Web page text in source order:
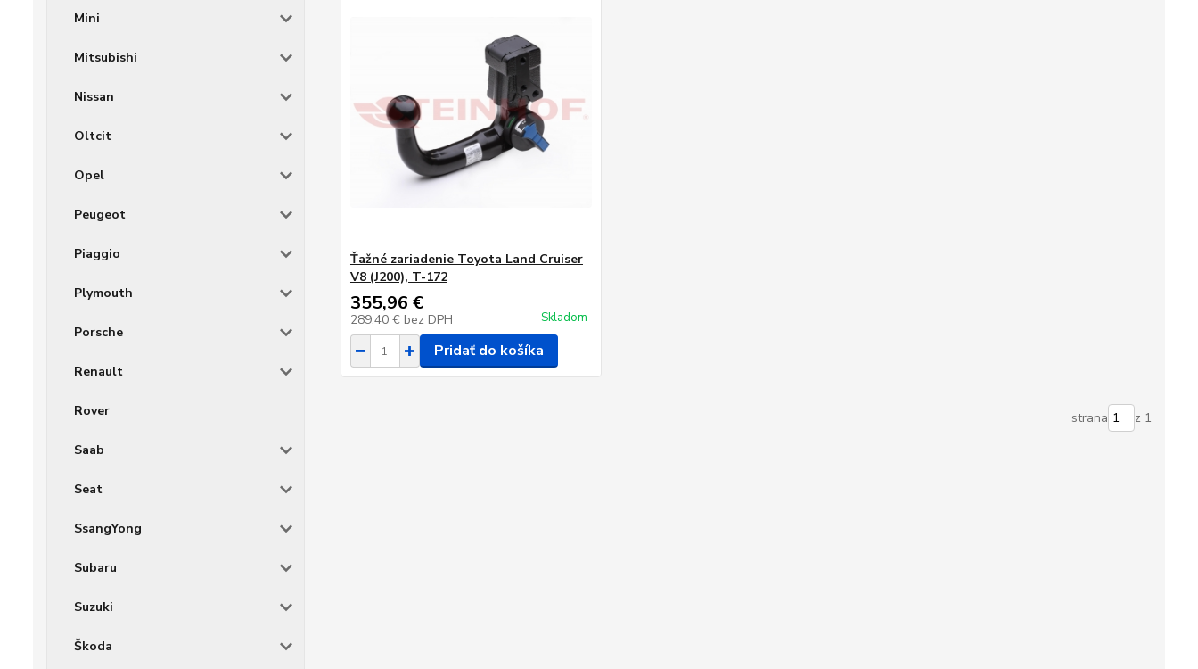
Mini
Mitsubishi
Nissan
Oltcit
Opel
Peugeot
Piaggio
Plymouth
Porsche
Renault
Rover
Saab
Seat
SsangYong
Subaru
Suzuki
Škoda
Ťažné zariadenie Toyota Land Cruiser
V8 (J200), T-172
355,96 €
289,40 € bez DPH Skladom
Pridať do košíka
strana z 1